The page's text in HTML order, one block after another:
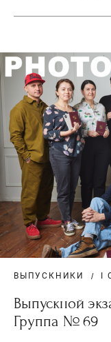
ВЫПУСКНИКИ I
Выпускной
Группа № 69